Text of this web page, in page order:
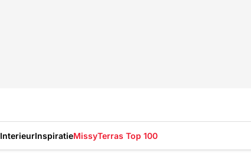
InterieurInspiratieMissyTerras Top 100